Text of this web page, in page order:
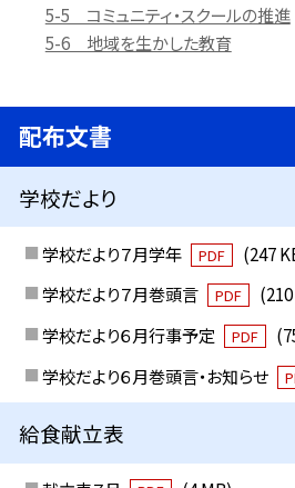
5-5 コミュニティ・スクールの推進
5-6 地域を生かした教育
配布文書
学校だより
学校だより７月学年 PDF
(247
学校だより７月巻頭言
PDF
学校だより６月行事予定
PDF
学校だより６月巻頭言・お知らせ
給食献立表